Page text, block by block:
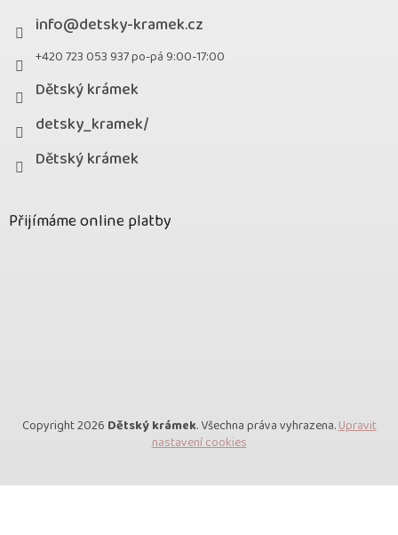
info@detsky-kramek.cz
+420 723 053 937 po-pá 9:00-17:00
Dětský krámek
detsky_kramek/
Dětský krámek
Přijímáme online platby
Copyright 2026 Dětský krámek. Všechna práva vyhrazena.Upravit
nastavení cookies